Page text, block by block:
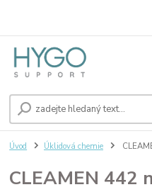
Úvod Úklidová chemie
CLEAMEN 442